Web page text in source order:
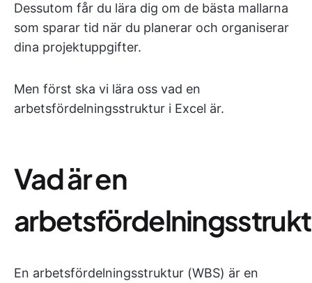
Dessutom får du lära dig om de bästa mallarna
som sparar tid när du planerar och organiserar
dina projektuppgifter.
Men först ska vi lära oss vad en
arbetsfördelningsstruktur i Excel är.
Vad är en
En arbetsfördelningsstruktur (WBS) är en